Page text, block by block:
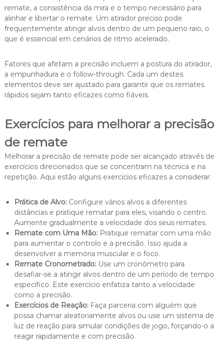
remate, a consistência da mira e o tempo necessário para
alinhar e libertar o remate. Um atirador preciso pode
frequentemente atingir alvos dentro de um pequeno raio, o
que é essencial em cenários de ritmo acelerado.
Fatores que afetam a precisão incluem a postura do atirador,
a empunhadura e o follow-through. Cada um destes
elementos deve ser ajustado para garantir que os remates
rápidos sejam tanto eficazes como fiáveis.
Exercícios para melhorar a precisão
de remate
Melhorar a precisão de remate pode ser alcançado através de
exercícios direcionados que se concentram na técnica e na
repetição. Aqui estão alguns exercícios eficazes a considerar:
Prática de Alvo:Configure vários alvos a diferentes
distâncias e pratique rematar para eles, visando o centro.
Aumente gradualmente a velocidade dos seus remates.
Remate com Uma Mão:Pratique rematar com uma mão
para aumentar o controlo e a precisão. Isso ajuda a
desenvolver a memória muscular e o foco.
Remate Cronometrado:Use um cronómetro para
desafiar-se a atingir alvos dentro de um período de tempo
específico. Este exercício enfatiza tanto a velocidade
como a precisão.
Exercícios de Reação:Faça parceria com alguém que
possa chamar aleatoriamente alvos ou use um sistema de
luz de reação para simular condições de jogo, forçando-o a
reagir rapidamente e com precisão.